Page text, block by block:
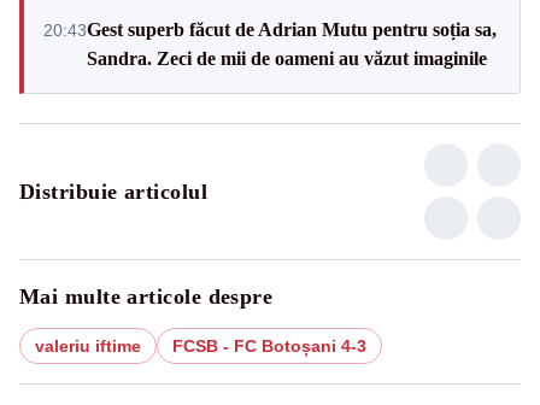
20:43Gest superb făcut de Adrian Mutu pentru soția sa,
Sandra. Zeci de mii de oameni au văzut imaginile
Distribuie articolul
Mai multe articole despre
valeriu iftime FCSB - FC Botoșani 4-3